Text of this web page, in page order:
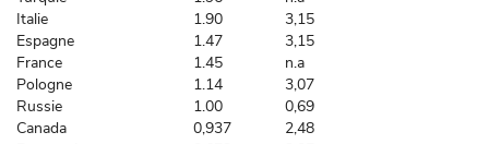
Italie
1.90
3,15
Espagne
1.47
3,15
France
1.45
n.a
Pologne
1.14
3,07
Russie
1.00
0,69
Canada
0,937
2,48